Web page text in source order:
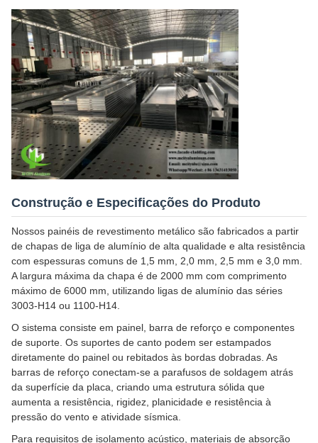
Construção e Especificações do Produto
Nossos painéis de revestimento metálico são fabricados a partir
de chapas de liga de alumínio de alta qualidade e alta resistência
com espessuras comuns de 1,5 mm, 2,0 mm, 2,5 mm e 3,0 mm.
A largura máxima da chapa é de 2000 mm com comprimento
máximo de 6000 mm, utilizando ligas de alumínio das séries
3003-H14 ou 1100-H14.
O sistema consiste em painel, barra de reforço e componentes
de suporte. Os suportes de canto podem ser estampados
diretamente do painel ou rebitados às bordas dobradas. As
barras de reforço conectam-se a parafusos de soldagem atrás
da superfície da placa, criando uma estrutura sólida que
aumenta a resistência, rigidez, planicidade e resistência à
pressão do vento e atividade sísmica.
Para requisitos de isolamento acústico, materiais de absorção